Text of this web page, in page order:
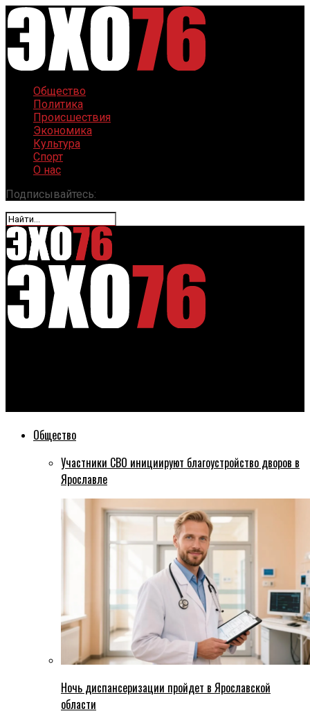
Общество
Политика
Происшествия
Экономика
Культура
Спорт
О нас
Подписывайтесь:
Общество
Участники СВО инициируют благоустройство дворов в
Ярославле
Ночь диспансеризации пройдет в Ярославской
области